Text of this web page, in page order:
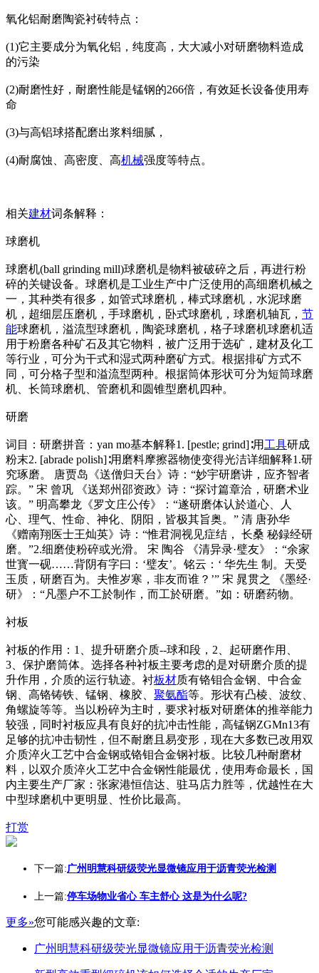
氧化铝耐磨陶瓷衬砖特点：
(1)它主要成分为氧化铝，纯度高，大大减小对研磨物料造成
的污染
(2)耐磨性好，耐磨性能是锰钢的266倍，有效延长设备使用寿
命
(3)与高铝球搭配磨出浆料细腻，
(4)耐腐蚀、高密度、高机械强度等特点。
相关建材词条解释：
球磨机
球磨机(ball grinding mill)球磨机是物料被破碎之后，再进行粉
碎的关键设备。球磨机是工业生产中广泛使用的高细磨机械之
一，其种类有很多，如管式球磨机，棒式球磨机，水泥球磨
机，超细层压磨机，手球磨机，卧式球磨机，球磨机轴瓦， 节
能球磨机，溢流型球磨机，陶瓷球磨机，格子球磨机球磨机适
用于粉磨各种矿石及其它物料，被广泛用于选矿，建材及化工
等行业，可分为干式和湿式两种磨矿方式。根据排矿方式不
同，可分格子型和溢流型两种。根据筒体形状可分为短筒球磨
机、长筒球磨机、管磨机和圆锥型磨机四种。
研磨
词目：研磨拼音：yan mo基本解释1. [pestle; grind]∶用 工具研成
粉末2. [abrade polish]∶用磨料摩擦器物使变得光洁详细解释1.研
究琢磨。 唐贾岛《送僧归天台》诗：“妙宇研磨讲，应齐智者
踪。” 宋 曾巩 《送郑州邵资政》诗：“探讨篇章洽，研磨术业
该。” 明高攀龙《罗文庄公传》：“遂研磨体认於道心、人
心、理气、性命、神化、阴阳，皆极其旨奥。” 清 唐孙华
《赠南翔医士王灿英》诗：“惟君洞视见症结， 长桑 秘録经研
磨。”2.细磨使粉碎或光滑。 宋 陶谷 《清异录·璧友》：“余家
世寳一砚……背阴有字曰：‘璧友’。铭云：‘ 华先生 制。天受
玉质，研磨百为。夫惟岁寒，非友而谁？’” 宋 晁贯之 《墨经·
研》：“凡墨户不工於制作，而工於研磨。”如：研磨药物。
衬板
衬板的作用：1、提升研磨介质--球和段，2、起研磨作用、
3、保护磨筒体。选择各种衬板主要考虑的是对研磨介质的提
升作用，介质的运行轨迹。衬板材质有铬钼合金钢、中合金
钢、高铬铸铁、锰钢、橡胶、 聚氨酯等。形状有凸棱、波纹、
角螺旋等等。当以粉碎为主时，要求衬板对研磨体的推举能力
较强，同时衬板应具有良好的抗冲击性能，高锰钢ZGMn13有
足够的抗冲击韧性，但不耐磨且易变形，现在大多数已改用双
介质淬火工艺中合金钢或铬钼合金钢衬板。比较几种耐磨材
料，以双介质淬火工艺中合金钢性能最优，使用寿命最长，国
内主要生产厂家：张家港恒信达、驻马店力胜等，优越性在大
中型球磨机中更明显、性价比最高。
打赏
下一篇:广州明慧科研级荧光显微镜应用于沥青荧光检测
上一篇:停车场物业省心 车主舒心 这是为什么呢?
更多»您可能感兴趣的文章:
广州明慧科研级荧光显微镜应用于沥青荧光检测